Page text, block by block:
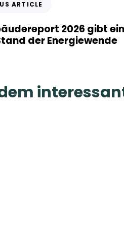
ARTICLE
2026 gibt
der Energiewende